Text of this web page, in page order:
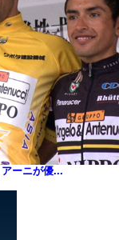
ーニが優...